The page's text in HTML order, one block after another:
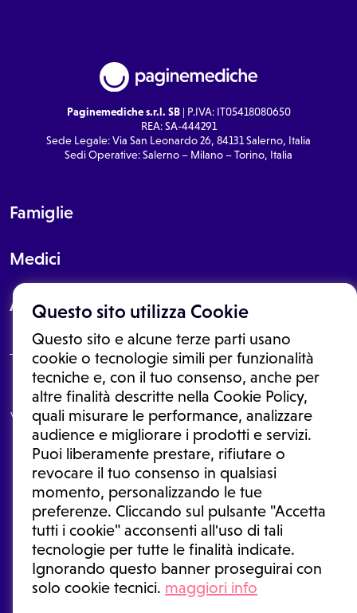
Questo sito utilizza Cookie
Questo sito e alcune terze parti usano
cookie o tecnologie simili per funzionalità
tecniche e, con il tuo consenso, anche per
altre finalità descritte nella Cookie Policy,
quali misurare le performance, analizzare
audience e migliorare i prodotti e servizi.
Puoi liberamente prestare, rifiutare o
revocare il tuo consenso in qualsiasi
momento, personalizzando le tue
preferenze. Cliccando sul pulsante "Accetta
tutti i cookie" acconsenti all'uso di tali
tecnologie per tutte le finalità indicate.
Ignorando questo banner proseguirai con
solo cookie tecnici. maggiori info
Paginemediche s.r.l. SB| P.IVA: IT05418080650
REA: SA-444291
Sede Legale: Via San Leonardo 26, 84131 Salerno, Italia
Sedi Operative: Salerno – Milano – Torino, Italia
Famiglie
Medici
About
Le informazioni proposte in questo sito non sono un consulto medico.
In nessun caso, queste informazioni sostituiscono un consulto, una
visita o una diagnosi formulata dal medico. Non si devono considerare
le informazioni disponibili come suggerimenti per la formulazione di
una diagnosi, la determinazione di un trattamento o l'assunzione o
sospensione di un farmaco senza prima consultare un medico di
medicina generale o uno specialista.
Condizioni di utilizzo|Privacy Policy |Gestione cookie
Ⓒ 2026 | Tutti i diritti riservati.